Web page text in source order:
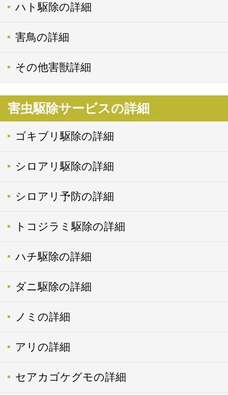
ハト駆除の詳細
害鳥の詳細
その他害獣詳細
害虫駆除サービスの詳細
ゴキブリ駆除の詳細
シロアリ駆除の詳細
シロアリ予防の詳細
トコジラミ駆除の詳細
ハチ駆除の詳細
ダニ駆除の詳細
ノミの詳細
アリの詳細
セアカゴケグモの詳細